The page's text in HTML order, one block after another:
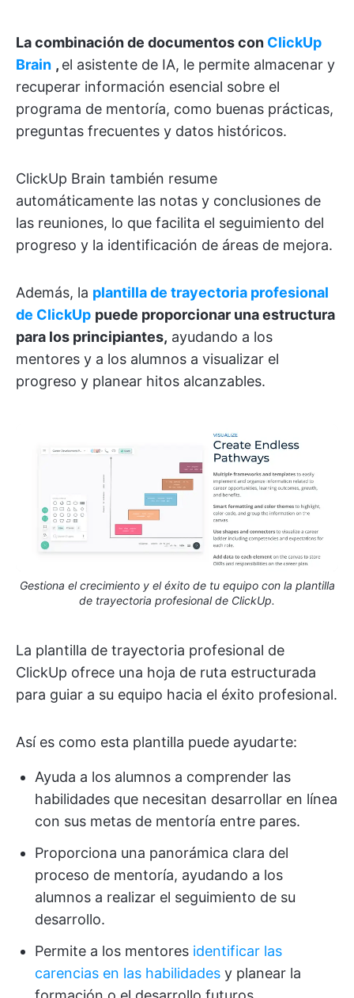
La combinación de documentos con ClickUp
Brain , el asistente de IA, le permite almacenar y
recuperar información esencial sobre el
programa de mentoría, como buenas prácticas,
preguntas frecuentes y datos históricos.
ClickUp Brain también resume
automáticamente las notas y conclusiones de
las reuniones, lo que facilita el seguimiento del
progreso y la identificación de áreas de mejora.
Además, la plantilla de trayectoria profesional
de ClickUp puede proporcionar una estructura
para los principiantes, ayudando a los
mentores y a los alumnos a visualizar el
progreso y planear hitos alcanzables.
Gestiona el crecimiento y el éxito de tu equipo con la plantilla
de trayectoria profesional de ClickUp.
La plantilla de trayectoria profesional de
ClickUp ofrece una hoja de ruta estructurada
para guiar a su equipo hacia el éxito profesional.
Así es como esta plantilla puede ayudarte:
Ayuda a los alumnos a comprender las
habilidades que necesitan desarrollar en línea
con sus metas de mentoría entre pares.
Proporciona una panorámica clara del
proceso de mentoría, ayudando a los
alumnos a realizar el seguimiento de su
desarrollo.
Permite a los mentores identificar las
carencias en las habilidades y planear la